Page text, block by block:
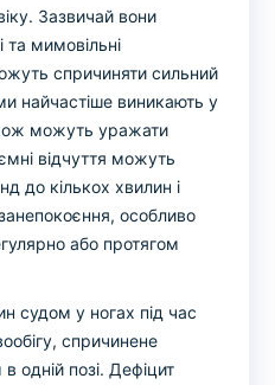
Зазвичай вони
та мимовільні
спричиняти сильний
найчастіше виникають у
можуть уражати
відчуття можуть
до кількох хвилин і
особливо
або протягом
судом у ногах під час
спричинене
одній позі. Дефіцит